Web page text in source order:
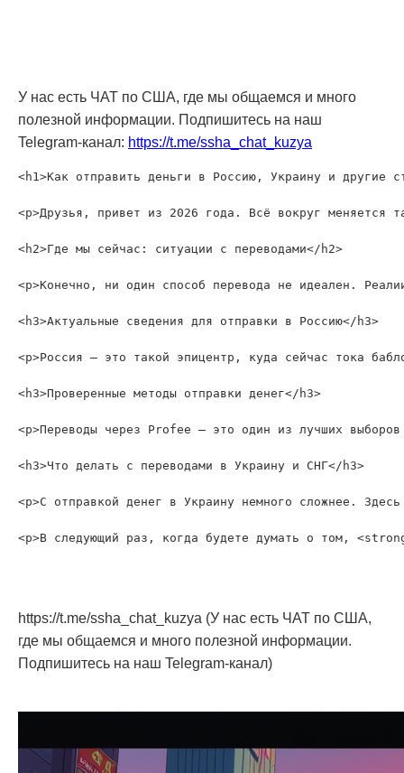
У нас есть ЧАТ по США, где мы общаемся и много
полезной информации. Подпишитесь на наш
Telegram-канал: https://t.me/ssha_chat_kuzya
<h1>Как отправить деньги в Россию, Украину и другие
<p>Друзья, привет из 2026 года. Всё вокруг меняется
<h2>Где мы сейчас: ситуации с переводами</h2>
<p>Конечно, ни один способ перевода не идеален.
<h3>Актуальные сведения для отправки в Россию</h3>
<p>Россия – это такой эпицентр, куда сейчас тока
<h3>Проверенные методы отправки денег</h3>
<p>Переводы через Profee – это один из лучших
<h3>Что делать с переводами в Украину и СНГ</h3>
<p>С отправкой денег в Украину немного сложнее.
https://t.me/ssha_chat_kuzya (У нас есть ЧАТ по США,
где мы общаемся и много полезной информации.
Подпишитесь на наш Telegram-канал)